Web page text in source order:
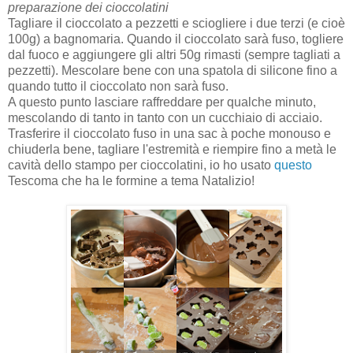
preparazione dei cioccolatini
Tagliare il cioccolato a pezzetti e sciogliere i due terzi (e cioè
100g) a bagnomaria. Quando il cioccolato sarà fuso, togliere
dal fuoco e aggiungere gli altri 50g rimasti (sempre tagliati a
pezzetti). Mescolare bene con una spatola di silicone fino a
quando tutto il cioccolato non sarà fuso.
A questo punto lasciare raffreddare per qualche minuto,
mescolando di tanto in tanto con un cucchiaio di acciaio.
Trasferire il cioccolato fuso in una sac à poche monouso e
chiuderla bene, tagliare l'estremità e riempire fino a metà le
cavità dello stampo per cioccolatini, io ho usato questo
Tescoma che ha le formine a tema Natalizio!